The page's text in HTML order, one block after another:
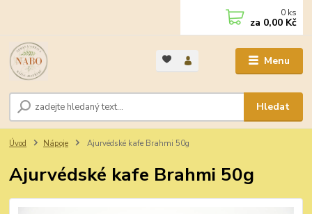
Menu
Hledat
0 ks
za 0,00 Kč
Úvod Nápoje Ajurvédské kafe Brahmi 50g
Ajurvédské kafe Brahmi 50g